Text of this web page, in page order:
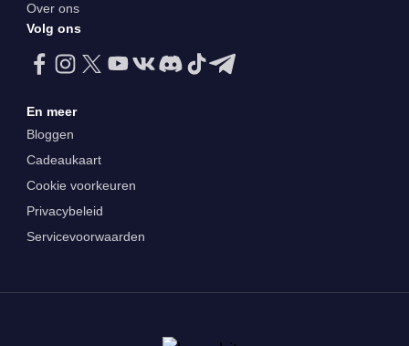
Over ons
Volg ons
En meer
Bloggen
Cadeaukaart
Cookie voorkeuren
Privacybeleid
Servicevoorwaarden